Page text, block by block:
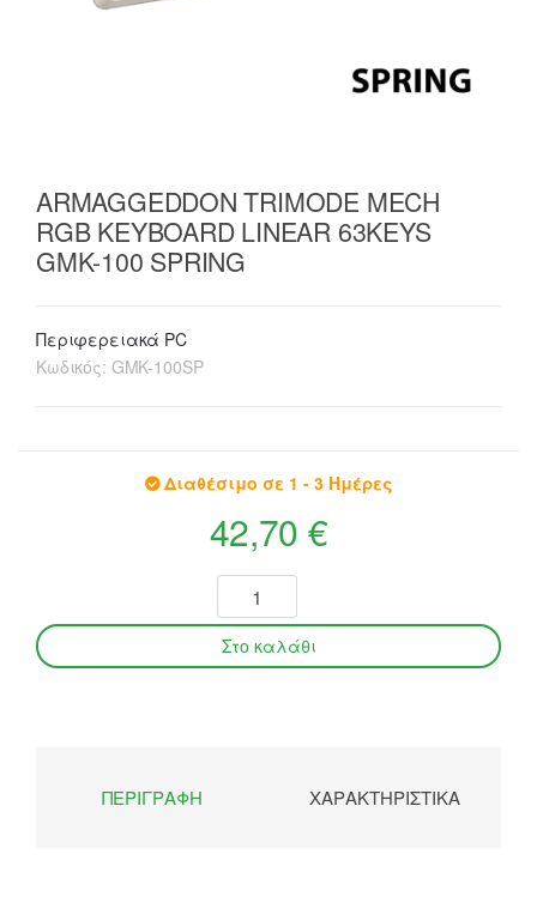
ARMAGGEDDON TRIMODE MECH
RGB KEYBOARD LINEAR 63KEYS
GMK-100 SPRING
Περιφερειακά PC
Κωδικός: GMK-100SP
Διαθέσιμο σε 1 - 3 Ημέρες
42,70 €
ΠΕΡΙΓΡΑΦΉ ΧΑΡΑΚΤΗΡΙΣΤΙΚΆ